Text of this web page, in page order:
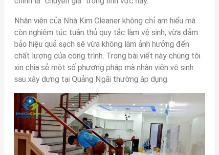
Nhân viên của Nhà Kim Cleaner không chỉ am hiểu mà
còn nghiêm túc tuân thủ quy tắc làm vệ sinh, vừa đảm
bảo hiệu quả sạch sẽ vừa không làm ảnh hưởng đến
chất lượng của công trình. Trong bài viết này chúng tôi
xin chia sẻ một số phương pháp mà nhân viên vệ sinh
sau xây dựng tại Quảng Ngãi thường áp dụng.